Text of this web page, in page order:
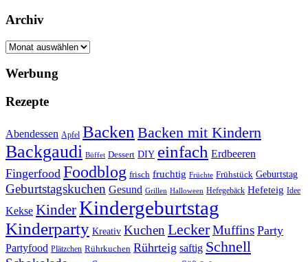
Archiv
Archiv
Werbung
Rezepte
Abendessen Apfel Backen Backen mit Kindern
Backgaudi Büffet Dessert DIY einfach Erdbeeren
Fingerfood Foodblog frisch fruchtig Früchte Frühstück Geburtstag
Geburtstagskuchen Gesund Grillen Halloween Hefegebäck Hefeteig Idee
Kekse KinderKindergeburtstag
Kinderparty Kreativ Kuchen LeckerMuffins Party
Partyfood Plätzchen Rührkuchen Rührteig saftig Schnell